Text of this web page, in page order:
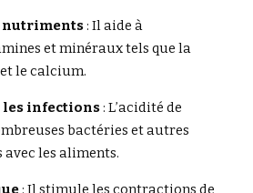
nutriments : Il aide à
et minéraux tels que la
le calcium.
infections : L’acidité de
bactéries et autres
avec les aliments.
: Il stimule les contractions de